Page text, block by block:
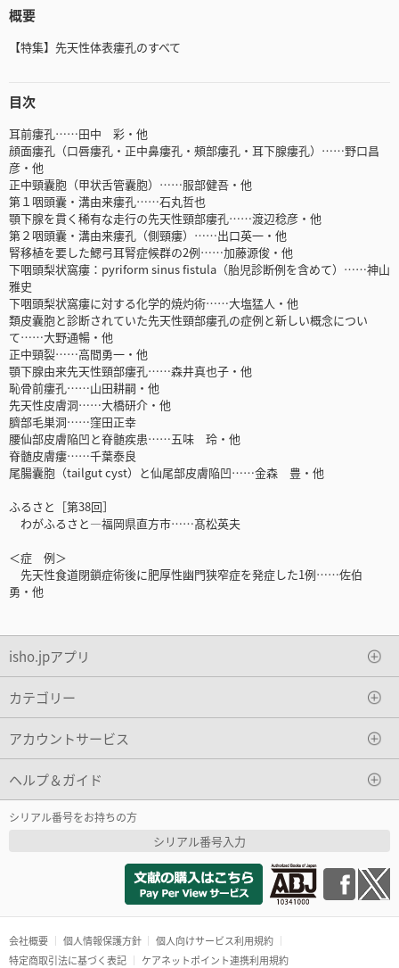
概要
【特集】先天性体表瘻孔のすべて
目次
耳前瘻孔……田中 彩・他
顔面瘻孔（口唇瘻孔・正中鼻瘻孔・頰部瘻孔・耳下腺瘻孔）……野口昌
彦・他
正中頸囊胞（甲状舌管囊胞）……服部健吾・他
第１咽頭囊・溝由来瘻孔……石丸哲也
顎下腺を貫く稀有な走行の先天性頸部瘻孔……渡辺稔彦・他
第２咽頭囊・溝由来瘻孔（側頸瘻）……出口英一・他
腎移植を要した鰓弓耳腎症候群の2例……加藤源俊・他
下咽頭梨状窩瘻：pyriform sinus fistula（胎児診断例を含めて）……神山
雅史
下咽頭梨状窩瘻に対する化学的焼灼術……大塩猛人・他
類皮囊胞と診断されていた先天性頸部瘻孔の症例と新しい概念につい
て……大野通暢・他
正中頸裂……高間勇一・他
顎下腺由来先天性頸部瘻孔……森井真也子・他
恥骨前瘻孔……山田耕嗣・他
先天性皮膚洞……大橋研介・他
臍部毛巣洞……窪田正幸
腰仙部皮膚陥凹と脊髄疾患……五味 玲・他
脊髄皮膚瘻……千葉泰良
尾腸囊胞（tailgut cyst）と仙尾部皮膚陥凹……金森 豊・他
ふるさと［第38回］
わがふるさと―福岡県直方市……髙松英夫
＜症 例＞
先天性食道閉鎖症術後に肥厚性幽門狭窄症を発症した1例……佐伯
勇・他
isho.jpアプリ
カテゴリー
アカウントサービス
ヘルプ＆ガイド
シリアル番号をお持ちの方
シリアル番号入力
会社概要 個人情報保護方針
個人向けサービス利用規約
特定商取引法に基づく表記
ケアネットポイント連携利用規約